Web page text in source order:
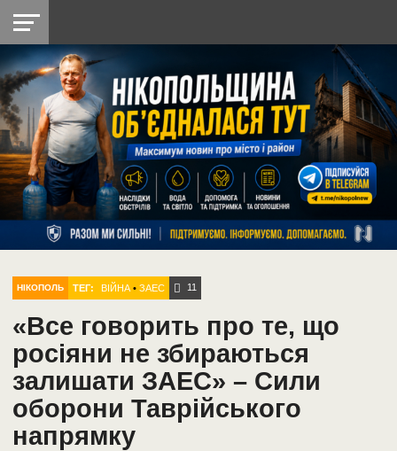
НІКОПОЛЬ
РАЙОН
СІЧЕСЛАВСЬКА
УКРАЇНА
РЕТРО
НІКОПОЛЬ
ЛАЙТ
УКРАЇНА
ДОПОМОГА
РАДІО
НІКОПОЛЬ ТЕГ: ВІЙНА •ЗАЕС 11
«Все говорить про те, що
росіяни не збираються
залишати ЗАЕС» – Сили
оборони Таврійського
напрямку